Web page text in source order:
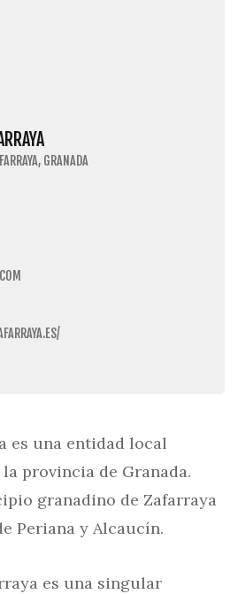
GRANADA
es una entidad local
provincia de Granada.
granadino de Zafarraya
Periana y Alcaucín.
es una singular